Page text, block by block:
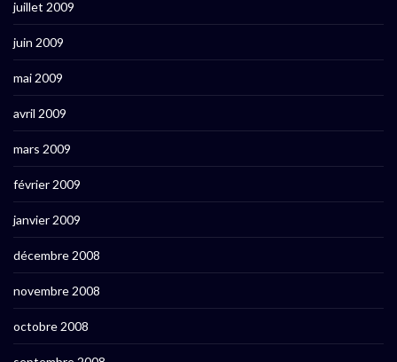
juillet 2009
juin 2009
mai 2009
avril 2009
mars 2009
février 2009
janvier 2009
décembre 2008
novembre 2008
octobre 2008